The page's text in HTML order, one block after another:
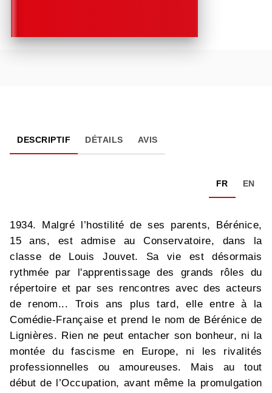
DESCRIPTIF DÉTAILS AVIS
FR EN
1934. Malgré l’hostilité de ses parents, Bérénice,
15 ans, est admise au Conservatoire, dans la
classe de Louis Jouvet. Sa vie est désormais
rythmée par l'apprentissage des grands rôles du
répertoire et par ses rencontres avec des acteurs
de renom... Trois ans plus tard, elle entre à la
Comédie-Française et prend le nom de Bérénice de
Lignières. Rien ne peut entacher son bonheur, ni la
montée du fascisme en Europe, ni les rivalités
professionnelles ou amoureuses. Mais au tout
début de l’Occupation, avant même la promulgation